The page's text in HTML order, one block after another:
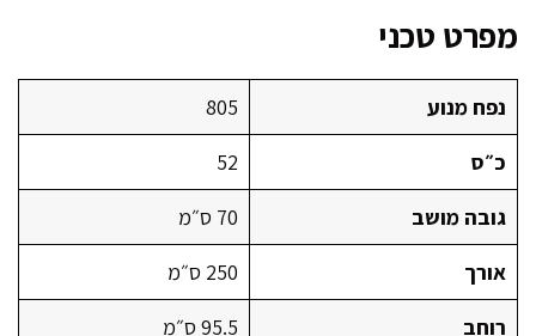
מפרט טכני
נפח מנוע
805
כ״ס
52
גובה מושב
70 ס״מ
אורך
250 ס״מ
רוחב
95.5 ס״מ